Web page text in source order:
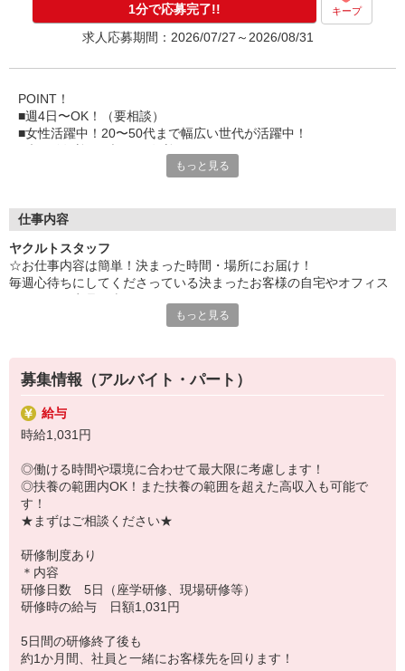
研修制度あり
＊内容
研修時の給与 日額1,031円
5日間の研修終了後も
約1か月間、社員と一緒にお客様先を回ります！
独り立ちに向けて徐々にお仕事に慣れていただくの
1分で応募完了!! キープ
求人応募期間：2026/07/27～2026/08/31
POINT！
■週4日〜OK！（要相談）
■女性活躍中！20〜50代まで幅広い世代が活躍中！
☆「ありがとう」をたくさんもらえる仕事です！
基本的に同じお客様へのお届け業務なので、楽しく、安心して働
くことができます！
「お子さんは元気ですか？」「最近こんなことに悩んでて…」な
ど、フランクに話せる環境◎
■何より、知名度抜群の有名商品！
■自分のペースで働ける◎
■家計にうれしい、社割あり！
看板商品のYakult1000やヤクルト400など当社指定商品が半額で
購入可能！
あなたと、大切な家族の健康も一緒に守れる、うれしい特典です
◎
もっと見る
仕事内容
ヤクルトスタッフ
☆お仕事内容は簡単！決まった時間・場所にお届け！
毎週心待ちにしてくださっている決まったお客様の自宅やオフィス
☆ある1日の流れ
子育てママAさん
＊スタッフ歴1年 30代 平均収入 85,000円/月（週4勤務 扶養内
お子さま2人：8歳、5歳）
8：40 出勤、準備
〜お届け中〜
12：30 帰社、休憩・ランチ
13：00 翌日準備、入金処理
13：30 帰宅
子育てママBさん
＊スタッフ歴5年 40代 平均収入 165,000円/月（週5勤務 扶養
外 お子さま1人：17歳）
8：15 出勤・準備
〜お届け中〜
13：30 帰社、休憩・ランチ
もっと見る
募集情報（アルバイト・パート）
給与
時給1,031円
◎働ける時間や環境に合わせて最大限に考慮します！
◎扶養の範囲内OK！また扶養の範囲を超えた高収入も可能で
す！
★まずはご相談ください★
研修制度あり
＊内容
研修日数 5日（座学研修、現場研修等）
研修時の給与 日額1,031円
5日間の研修終了後も
約1か月間、社員と一緒にお客様先を回ります！